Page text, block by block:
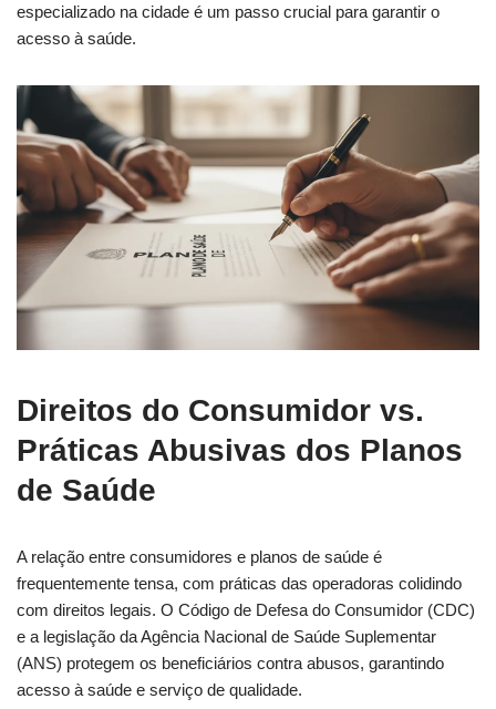
especializado na cidade é um passo crucial para garantir o
acesso à saúde.
Direitos do Consumidor vs.
Práticas Abusivas dos Planos
de Saúde
A relação entre consumidores e planos de saúde é
frequentemente tensa, com práticas das operadoras colidindo
com direitos legais. O Código de Defesa do Consumidor (CDC)
e a legislação da Agência Nacional de Saúde Suplementar
(ANS) protegem os beneficiários contra abusos, garantindo
acesso à saúde e serviço de qualidade.